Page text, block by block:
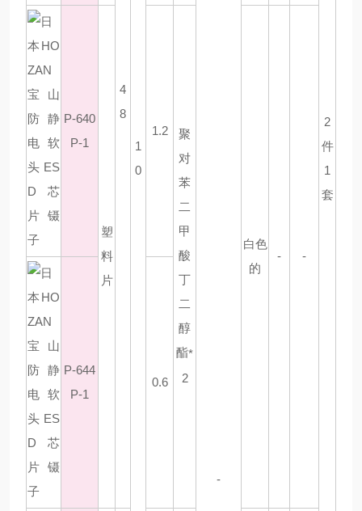
1
0
2
件
1
套
-
4
8
P-640
P-1
塑
料
片
1.2
聚
对
苯
二
甲
酸
丁
二
醇
酯*
2
白色
的
- -
P-644
P-1
0.6